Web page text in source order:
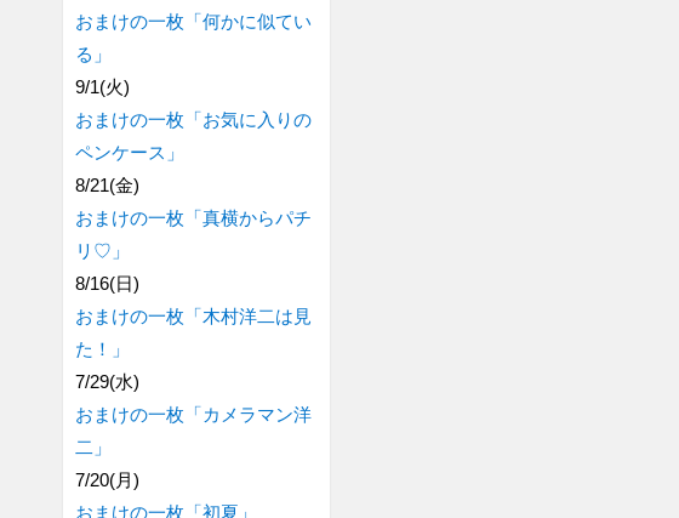
おまけの一枚「何かに似てい
る」
9/1(火)
おまけの一枚「お気に入りの
ペンケース」
8/21(金)
おまけの一枚「真横からパチ
リ♡」
8/16(日)
おまけの一枚「木村洋二は見
た！」
7/29(水)
おまけの一枚「カメラマン洋
二」
7/20(月)
おまけの一枚「初夏」